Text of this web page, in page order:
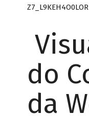
do
da